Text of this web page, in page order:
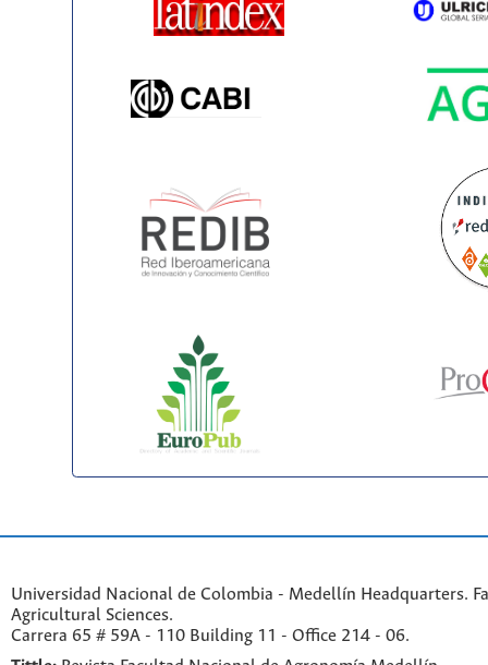
Universidad Nacional de Colombia - Medellín Headquarters.
Agricultural Sciences.
Carrera 65 # 59A - 110 Building 11 - Office 214 - 06.